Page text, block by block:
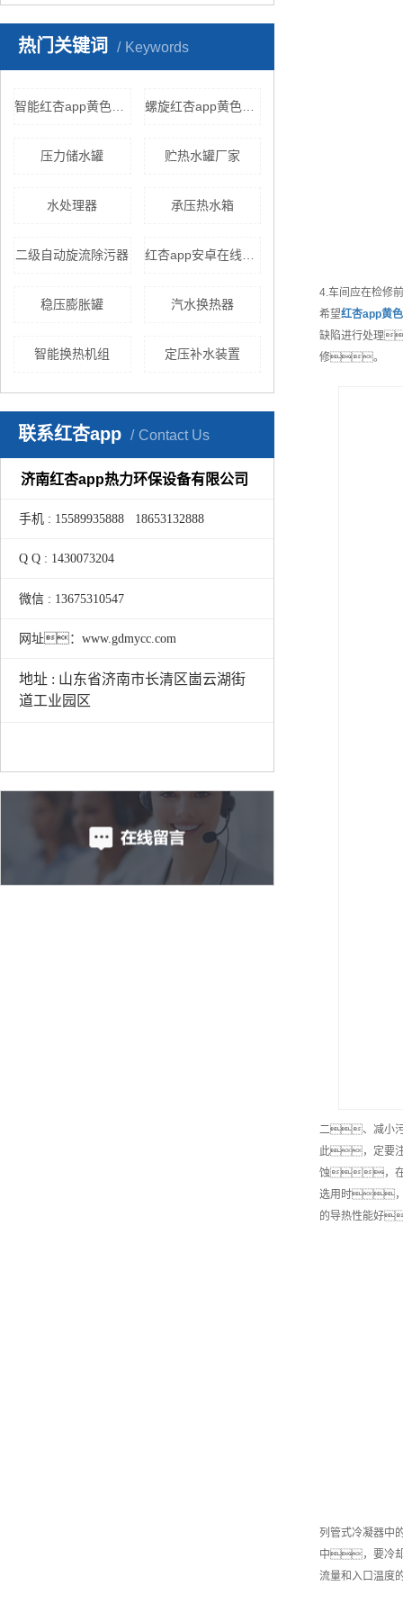
热门关键词 Keywords
压力储水罐 贮热水罐厂家
水处理器 承压热水箱
二级自动旋流除污器
稳压膨胀罐 汽水换热器
智能换热机组 定压补水装置
联系红杏app Contact Us
济南红杏app热力环保设备有限公司
手机 : 15589935888 18653132888
Q Q : 1430073204
微信 : 13675310547
网址：www.gdmycc.com
地址 : 山东省济南市长清区崮云湖街
道工业园区
4.车间应在检修
希望红杏app黄
缺陷进行处理
修。
二、减小污
此，定要注
蚀，在
选用时，
的导热性能好
列管式冷凝器中
中，要冷
流量和入口温